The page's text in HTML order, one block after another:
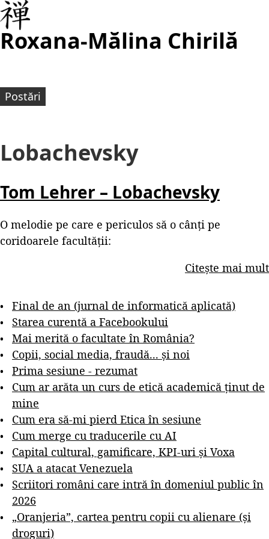
Roxana-Mălina Chirilă
Postări
Lobachevsky
Tom Lehrer – Lobachevsky
O melodie pe care e periculos să o cânți pe
coridoarele facultății:
Citește mai mult
Final de an (jurnal de informatică aplicată)
Starea curentă a Facebookului
Mai merită o facultate în România?
Copii, social media, fraudă... și noi
Prima sesiune - rezumat
Cum ar arăta un curs de etică academică ținut de
mine
Cum era să-mi pierd Etica în sesiune
Cum merge cu traducerile cu AI
Capital cultural, gamificare, KPI-uri și Voxa
SUA a atacat Venezuela
Scriitori români care intră în domeniul public în
2026
„Oranjeria”, cartea pentru copii cu alienare (și
droguri)